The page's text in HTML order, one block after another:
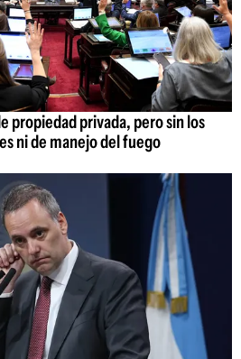
propiedad privada, pero sin los
ni de manejo del fuego